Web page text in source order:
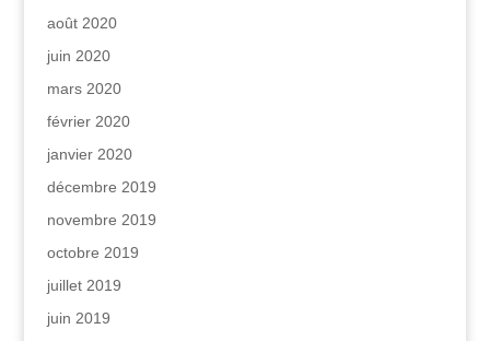
août 2020
juin 2020
mars 2020
février 2020
janvier 2020
décembre 2019
novembre 2019
octobre 2019
juillet 2019
juin 2019